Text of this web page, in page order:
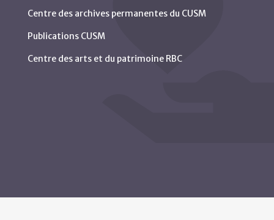
Centre des archives permanentes du CUSM
Publications CUSM
Centre des arts et du patrimoine RBC